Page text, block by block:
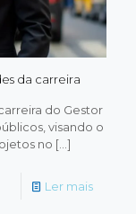
da carreira
do Gestor
visando o
no […]
Ler mais-